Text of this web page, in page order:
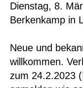
Dienstag, 8.
Berkenkamp in
Neue und
willkommen.
zum 24.2.2023